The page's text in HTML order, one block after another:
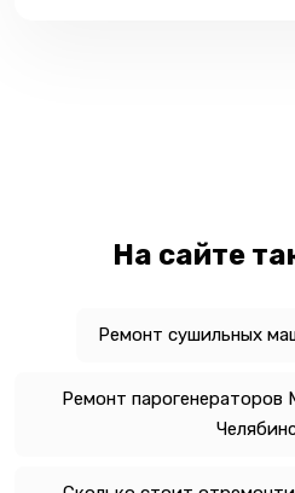
На сайте
Ремонт сушильных
Ремонт парогенераторов